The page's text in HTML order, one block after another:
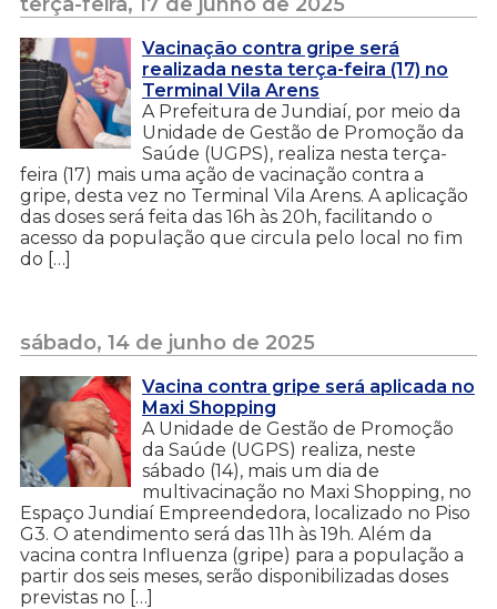
Vacinação contra gripe será
realizada nesta terça-feira (17) no
Terminal Vila Arens
A Prefeitura de Jundiaí, por meio da
Unidade de Gestão de Promoção da
Saúde (UGPS), realiza nesta terça-
feira (17) mais uma ação de vacinação contra a
gripe, desta vez no Terminal Vila Arens. A aplicação
das doses será feita das 16h às 20h, facilitando o
acesso da população que circula pelo local no fim
do […]
sábado, 14 de junho de 2025
Vacina contra gripe será aplicada no
Maxi Shopping
A Unidade de Gestão de Promoção
da Saúde (UGPS) realiza, neste
sábado (14), mais um dia de
multivacinação no Maxi Shopping, no
Espaço Jundiaí Empreendedora, localizado no Piso
G3. O atendimento será das 11h às 19h. Além da
vacina contra Influenza (gripe) para a população a
partir dos seis meses, serão disponibilizadas doses
previstas no […]